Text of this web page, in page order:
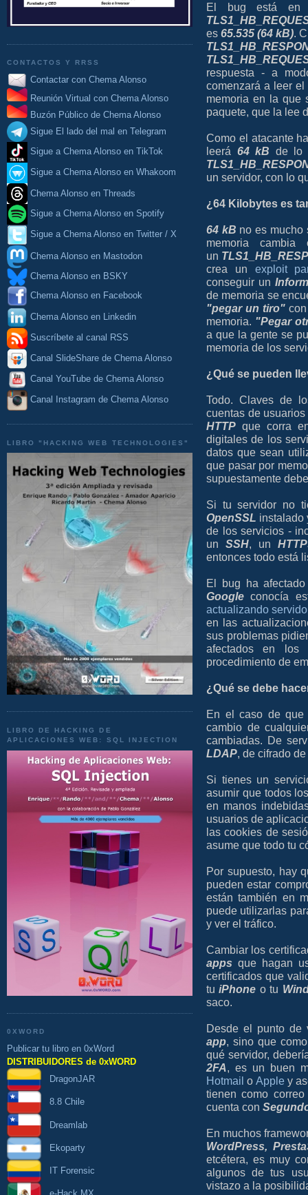
CONTACTOS Y RRSS
Contactar con Chema Alonso
Reunión Virtual con Chema Alonso
Buzón Público de Chema Alonso
Sigue El lado del mal en Telegram
Sigue a Chema Alonso en TikTok
Sigue a Chema Alonso en Whakoom
Chema Alonso en Threads
Sigue a Chema Alonso en Spotify
Sigue a Chema Alonso en Twitter / X
Chema Alonso en Mastodon
Chema Alonso en BSKY
Chema Alonso en Facebook
Chema Alonso en Linkedin
Suscríbete al canal RSS
Canal SlideShare de Chema Alonso
Canal YouTube de Chema Alonso
Canal Instagram de Chema Alonso
LIBRO "HACKING WEB TECHNOLOGIES"
LIBRO DE HACKING DE
APLICACIONES WEB: SQL INJECTION
0XWORD
Publicar tu libro en 0xWord
DISTRIBUIDORES de 0xWORD
DragonJAR
8.8 Chile
Dreamlab
Ekoparty
IT Forensic
El bug está en
es65.535 (64 kB).
respuesta - a
comenzará a leer
memoria en la que
paquete, que la lee
Como el atacante
leerá 64 kB de lo
un servidor, con lo
¿64 Kilobytes es
64 kB no es
memoria
un
crea un exploit
conseguir un
de memoria se
"pegar un tiro"
memoria. "Pegar
a que la gente se
memoria de los
¿Qué se pueden
Todo. Claves de
cuentas de
HTTP que corra
digitales de los
datos que sean
que pasar por
supuestamente
Si tu servidor no
OpenSSL instalado
de los servicios -
unSSH, un
entonces todo está
El bug ha
Google conocía
actualizando
en las
sus problemas
afectados en
procedimiento de
¿Qué se debe
En el caso de que
cambio de
cambiadas. De
LDAP, de cifrado
Si tienes un
asumir que todos
en manos
usuarios de
las cookies de
asume que todo tu
Por supuesto, hay
pueden estar
están también en
puede utilizarlas
y ver el tráfico.
Cambiar los
apps que hagan
certificados que
tuiPhone o tu
saco.
Desde el punto de
app, sino que
qué servidor,
2FA, es un buen
Hotmail o Apple y
tienen como
cuenta con
En muchos
WordPress,
etcétera, es muy
algunos de tus
vistazo a la